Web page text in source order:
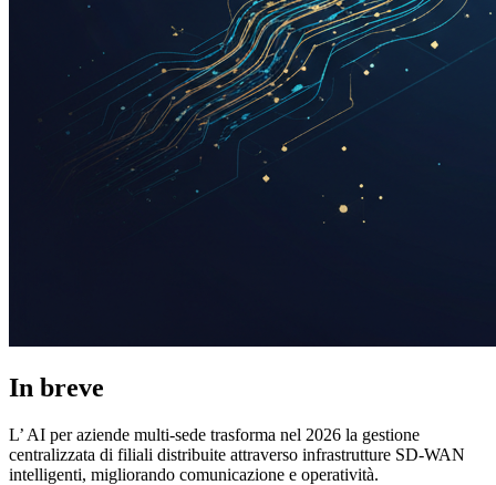
In breve
L’ AI per aziende multi-sede trasforma nel 2026 la gestione
centralizzata di filiali distribuite attraverso infrastrutture SD-WAN
intelligenti, migliorando comunicazione e operatività.